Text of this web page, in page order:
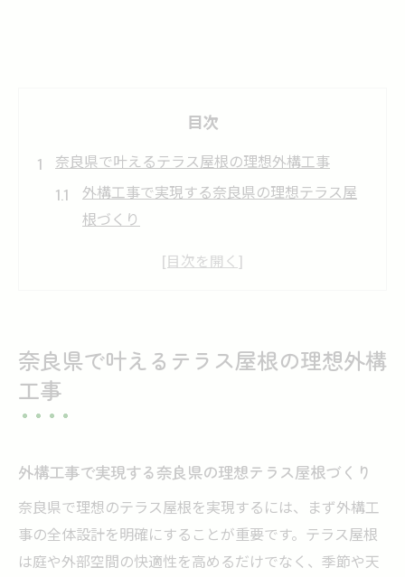
目次
奈良県で叶えるテラス屋根の理想外構工事
外構工事で実現する奈良県の理想テラス屋
根づくり
奈良県の外構工事おすすめプランと特徴
外構工事を通じたおしゃれなテラス空間の作り
実例紹介
奈良外構工事で重視したいデザインポイン
トとは
外構工事でおしゃれを実現する素材と配置
奈良県で叶えるテラス屋根の理想外構
工事
外構工事で実現する奈良県の理想テラス屋根づくり
奈良県で理想のテラス屋根を実現するには、まず外構工
事の全体設計を明確にすることが重要です。テラス屋根
は庭や外部空間の快適性を高めるだけでなく、季節や天